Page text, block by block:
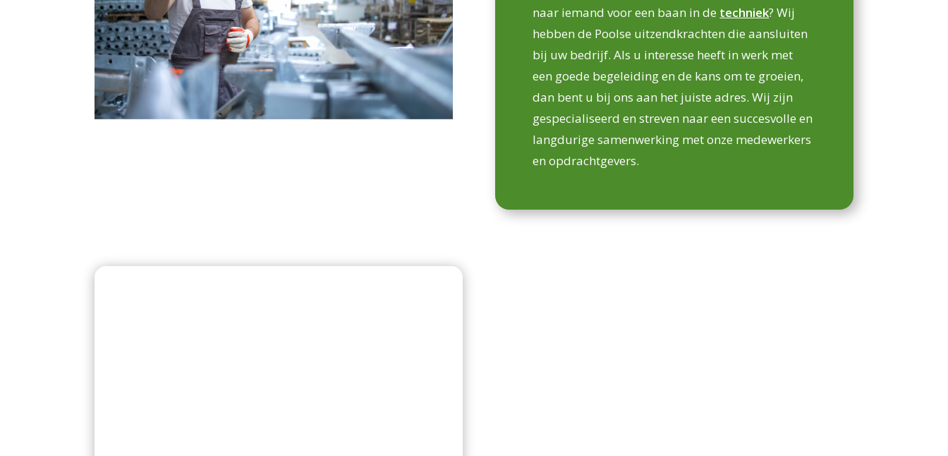
naar iemand voor een baan in de techniek? Wij
hebben de Poolse uitzendkrachten die aansluiten
bij uw bedrijf. Als u interesse heeft in werk met
een goede begeleiding en de kans om te groeien,
dan bent u bij ons aan het juiste adres. Wij zijn
gespecialiseerd en streven naar een succesvolle en
langdurige samenwerking met onze medewerkers
en opdrachtgevers.